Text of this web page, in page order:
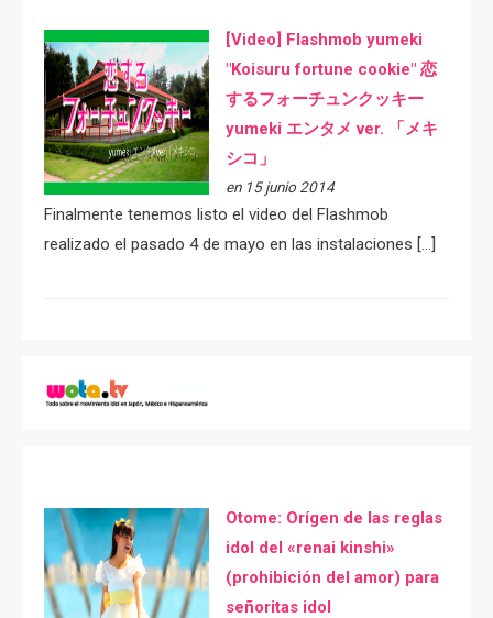
[Video] Flashmob yumeki
"Koisuru fortune cookie" 恋
するフォーチュンクッキー
yumeki エンタメ ver. 「メキ
シコ」
en 15 junio 2014
Finalmente tenemos listo el video del Flashmob
realizado el pasado 4 de mayo en las instalaciones […]
Otome: Orígen de las reglas
idol del «renai kinshi»
(prohibición del amor) para
señoritas idol